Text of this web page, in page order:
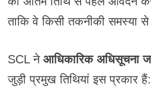
ताकि वे किसी तकनीकी समस्या
SCL ने आधिकारिक अधिसूचना
जुड़ी प्रमुख तिथियां इस प्रकार हैं: